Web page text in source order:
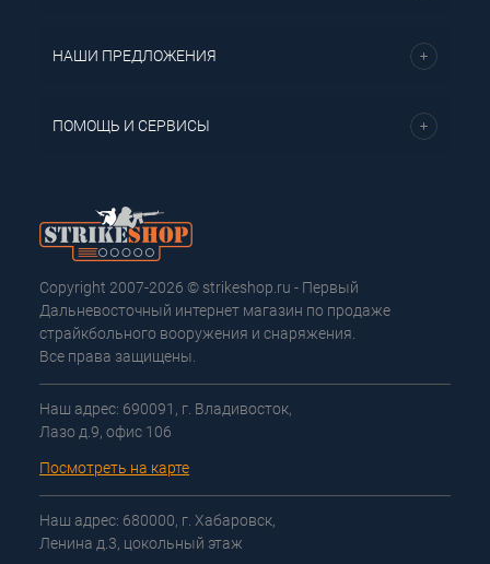
НАШИ ПРЕДЛОЖЕНИЯ
ПОМОЩЬ И СЕРВИСЫ
Copyright 2007-2026 © strikeshop.ru - Первый
Дальневосточный интернет магазин по продаже
страйкбольного вооружения и снаряжения.
Все права защищены.
Наш адрес: 690091, г. Владивосток,
Лазо д.9, офис 106
Посмотреть на карте
Наш адрес: 680000, г. Хабаровск,
Ленина д.3, цокольный этаж